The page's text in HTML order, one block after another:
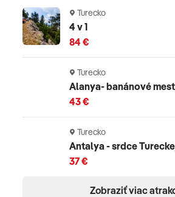
Turecko
4 v 1
84 €
Turecko
Alanya- banánové
43 €
Turecko
Antalya - srdce
37 €
Zobraziť viac